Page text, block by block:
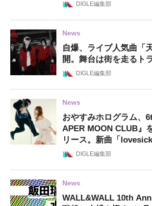
DIGLE編集部
News
自爆、ライブ人気曲「
開。舞台は街を走るト
DIGLE編集部
News
おやすみホログラム、
APER MOON CLUB』
リース。新曲「
DIGLE編集部
News
WALL&WALL 10th